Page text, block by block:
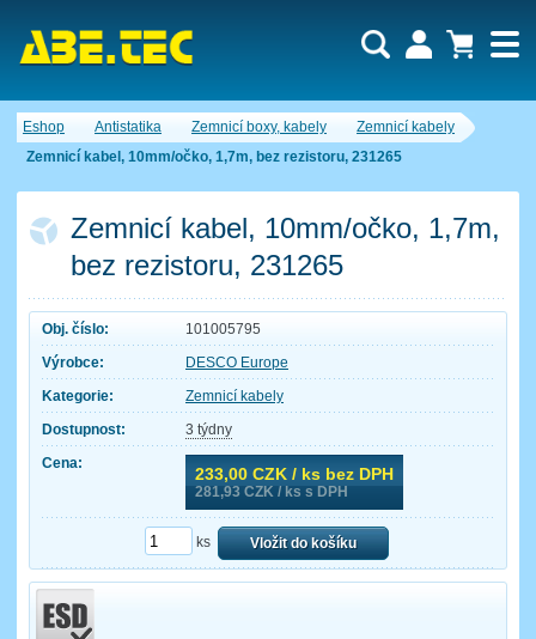
Eshop Antistatika Zemnicí boxy, kabely
Zemnicí kabely
Zemnicí kabel, 10mm/očko, 1,7m, bez rezistoru, 231265
Zemnicí kabel, 10mm/očko, 1,7m,
bez rezistoru, 231265
Obj. číslo:
101005795
Výrobce:
DESCO Europe
Kategorie:
Zemnicí kabely
Dostupnost:
3 týdny
Cena:
233,00 CZK / ks bez DPH
281,93 CZK / ks s DPH
ks Vložit do košíku
Nákupní košík je momentálně prázdný.
Počet produktů:0
Cena celkem: 0,00 CZK
Uživatel:
Heslo:
Zapomenuté heslo Nová registrace